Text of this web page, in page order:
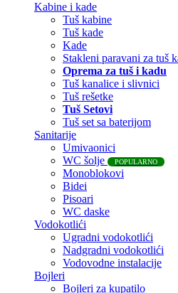
Kabine i kade
Tuš kabine
Tuš kade
Kade
Stakleni paravani za tuš
Oprema za tuš i kadu
Tuš kanalice i slivnici
Tuš rešetke
Tuš Setovi
Tuš set sa baterijom
Sanitarije
Umivaonici
WC šolje
POPULARNO
Monoblokovi
Bidei
Pisoari
WC daske
Vodokotlići
Ugradni vodokotlići
Nadgradni vodokotlići
Vodovodne instalacije
Bojleri
Bojleri za kupatilo